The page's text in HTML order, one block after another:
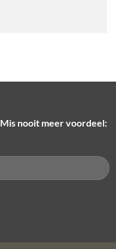
Mis nooit meer voordeel: